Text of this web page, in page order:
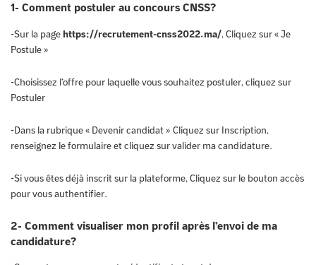
1- Comment postuler au concours CNSS?
-Sur la page https://recrutement-cnss2022.ma/, Cliquez sur « Je
Postule »
-Choisissez l’offre pour laquelle vous souhaitez postuler, cliquez sur
Postuler
-Dans la rubrique « Devenir candidat » Cliquez sur Inscription,
renseignez le formulaire et cliquez sur valider ma candidature.
-Si vous êtes déjà inscrit sur la plateforme, Cliquez sur le bouton accès
pour vous authentifier.
2- Comment visualiser mon profil après l’envoi de ma
candidature?